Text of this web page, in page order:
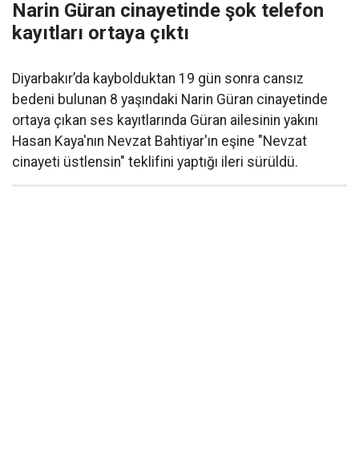
Narin Güran cinayetinde şok telefon
kayıtları ortaya çıktı
Diyarbakır’da kaybolduktan 19 gün sonra cansız
bedeni bulunan 8 yaşındaki Narin Güran cinayetinde
ortaya çıkan ses kayıtlarında Güran ailesinin yakını
Hasan Kaya'nın Nevzat Bahtiyar'ın eşine "Nevzat
cinayeti üstlensin" teklifini yaptığı ileri sürüldü.